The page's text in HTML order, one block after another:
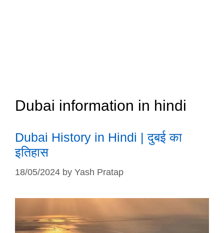
Dubai information in hindi
Dubai History in Hindi | दुबई का
इतिहास
18/05/2024 by Yash Pratap